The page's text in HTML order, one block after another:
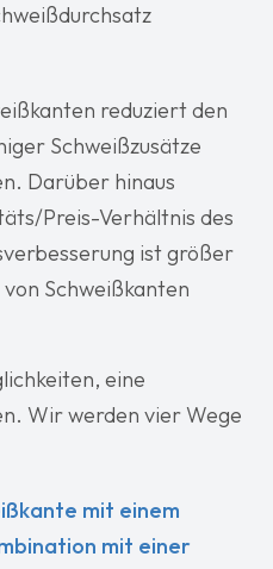
reduziert den
Schweißzusätze
Darüber hinaus
Preis-Verhältnis des
ist größer
Schweißkanten
eine
Wir werden vier Wege
mit einem
mit einer